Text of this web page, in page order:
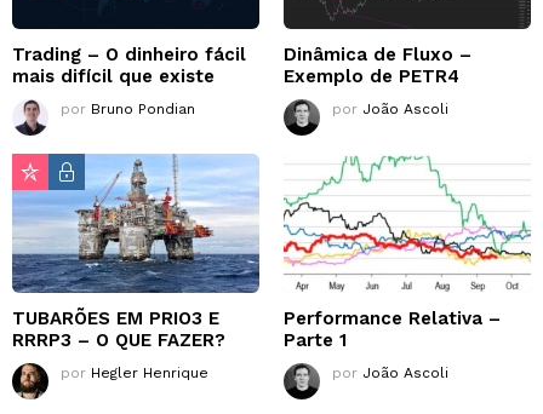
Trading – O dinheiro fácil
mais difícil que existe
por Bruno Pondian
Dinâmica de Fluxo –
Exemplo de PETR4
por João Ascoli
TUBARÕES EM PRIO3 E
RRRP3 – O QUE FAZER?
por Hegler Henrique
Performance Relativa –
Parte 1
por João Ascoli